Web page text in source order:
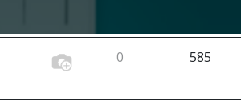
0 585